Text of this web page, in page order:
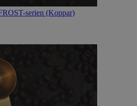
serien (Koppar)